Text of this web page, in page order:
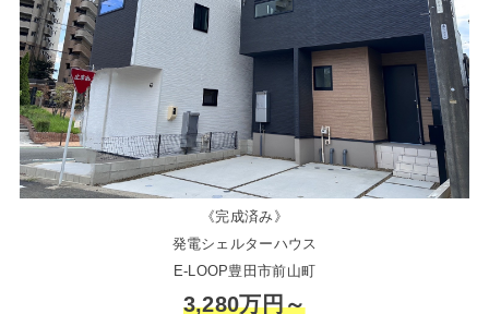
《完成済み》
発電シェルターハウス
E-LOOP豊田市前山町
3,280万円～